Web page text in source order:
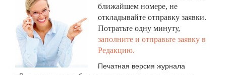
ближайшем номере, не
откладывайте отправку заявки.
Потратьте одну минуту,
заполните и отправьте заявку в
Редакцию.
Печатная версия журнала